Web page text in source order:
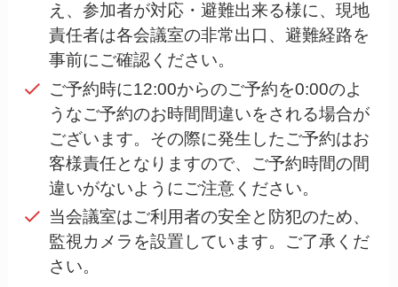
え、参加者が対応・避難出来る様に、現地
責任者は各会議室の非常出口、避難経路を
事前にご確認ください。
ご予約時に12:00からのご予約を0:00のよ
うなご予約のお時間間違いをされる場合が
ございます。その際に発生したご予約はお
客様責任となりますので、ご予約時間の間
違いがないようにご注意ください。
当会議室はご利用者の安全と防犯のため、
監視カメラを設置しています。ご了承くだ
さい。